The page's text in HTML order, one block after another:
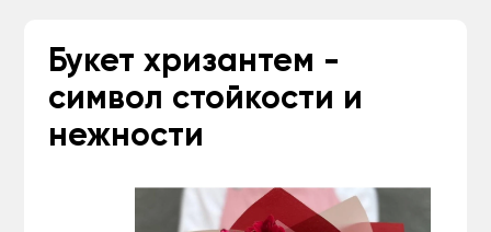
Букет хризантем -
символ стойкости и
нежности